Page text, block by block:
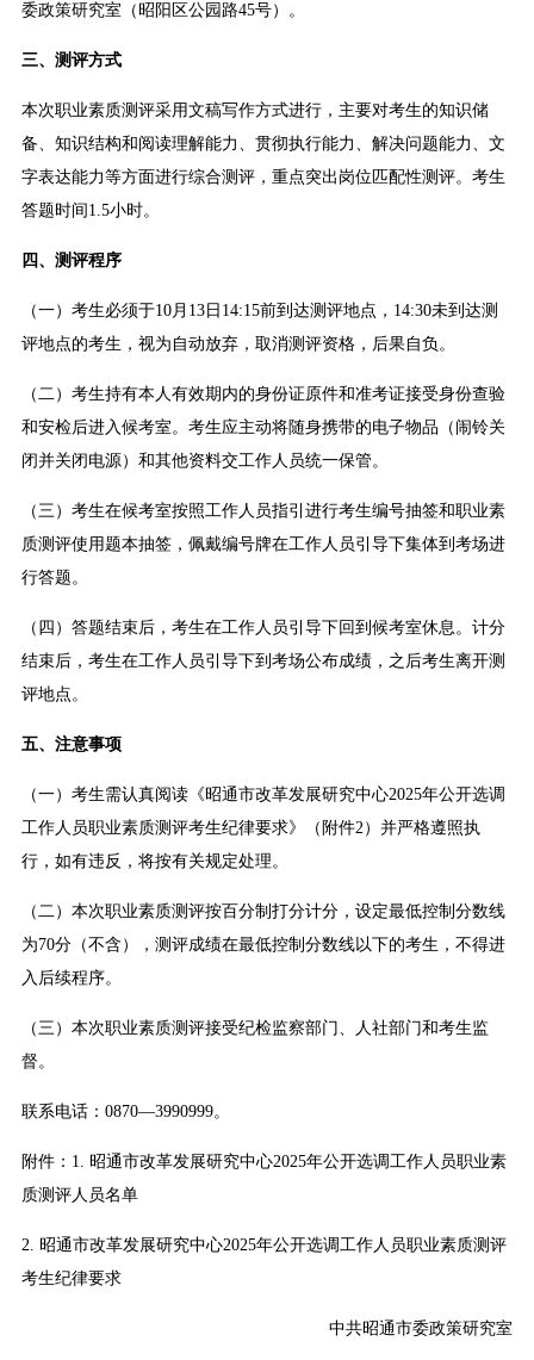
委政策研究室（昭阳区公园路45号）。
三、测评方式
本次职业素质测评采用文稿写作方式进行，主要对考生的知识储
备、知识结构和阅读理解能力、贯彻执行能力、解决问题能力、文
字表达能力等方面进行综合测评，重点突出岗位匹配性测评。考生
答题时间1.5小时。
四、测评程序
（一）考生必须于10月13日14:15前到达测评地点，14:30未到达测
评地点的考生，视为自动放弃，取消测评资格，后果自负。
（二）考生持有本人有效期内的身份证原件和准考证接受身份查验
和安检后进入候考室。考生应主动将随身携带的电子物品（闹铃关
闭并关闭电源）和其他资料交工作人员统一保管。
（三）考生在候考室按照工作人员指引进行考生编号抽签和职业素
质测评使用题本抽签，佩戴编号牌在工作人员引导下集体到考场进
行答题。
（四）答题结束后，考生在工作人员引导下回到候考室休息。计分
结束后，考生在工作人员引导下到考场公布成绩，之后考生离开测
评地点。
五、注意事项
（一）考生需认真阅读《昭通市改革发展研究中心2025年公开选调
工作人员职业素质测评考生纪律要求》（附件2）并严格遵照执
行，如有违反，将按有关规定处理。
（二）本次职业素质测评按百分制打分计分，设定最低控制分数线
为70分（不含），测评成绩在最低控制分数线以下的考生，不得进
入后续程序。
（三）本次职业素质测评接受纪检监察部门、人社部门和考生监
督。
联系电话：0870—3990999。
附件：1. 昭通市改革发展研究中心2025年公开选调工作人员职业素
质测评人员名单
2. 昭通市改革发展研究中心2025年公开选调工作人员职业素质测评
考生纪律要求
中共昭通市委政策研究室